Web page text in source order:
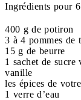
Ingrédients pour
400 g de potiron
3 à 4 pommes de
15 g de beurre
1 sachet de sucre
vanille
les épices de
1 verre d’eau